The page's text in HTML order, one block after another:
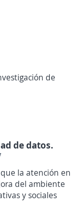
de
de datos.
la atención en
del ambiente
y sociales